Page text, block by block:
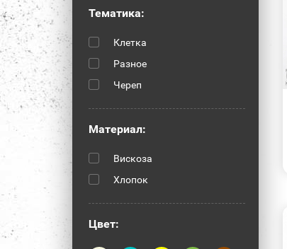
Тематика:
Клетка
Разное
Череп
Материал:
Вискоза
Хлопок
Цвет: